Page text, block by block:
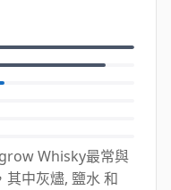
Whisky最常與
其中灰燼, 鹽水 和